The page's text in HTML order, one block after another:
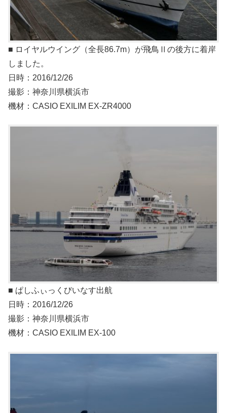
■ ロイヤルウイング（全長86.7m）が飛鳥Ⅱの後方に着岸
しました。
日時：2016/12/26
撮影：神奈川県横浜市
機材：CASIO EXILIM EX-ZR4000
■ ぱしふぃっくびいなす出航
日時：2016/12/26
撮影：神奈川県横浜市
機材：CASIO EXILIM EX-100